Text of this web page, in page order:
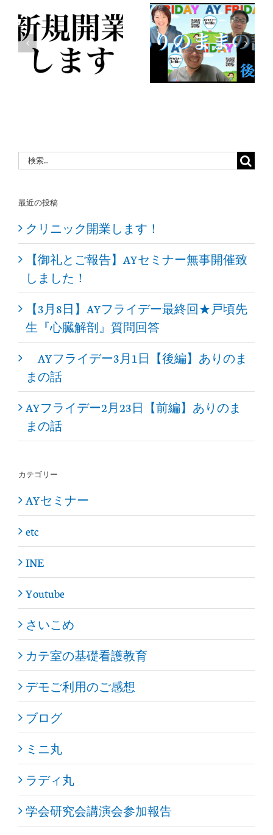
イデー3
月1日【後
編】あり
CVIT2023
参加しま
した‼
検
最近の投稿
クリニック開業します！
【御礼とご報告】AYセミナー無事開催致
しました！
【3月8日】AYフライデー最終回★戸頃先
生『心臓解剖』質問回答
AYフライデー3月1日【後編】ありのま
まの話
AYフライデー2月23日【前編】ありのま
まの話
カテゴリー
AYセミナー
etc
INE
Youtube
さいこめ
カテ室の基礎看護教育
デモご利用のご感想
ブログ
ミニ丸
ラディ丸
学会研究会講演会参加報告